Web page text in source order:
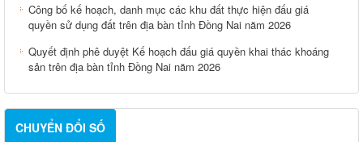
Công bố kế hoạch, danh mục các khu đất thực hiện đấu giá
quyền sử dụng đất trên địa bàn tỉnh Đồng Nai năm 2026
Quyết định phê duyệt Kế hoạch đấu giá quyền khai thác khoáng
sản trên địa bàn tỉnh Đồng Nai năm 2026
CHUYỂN ĐỔI SỐ